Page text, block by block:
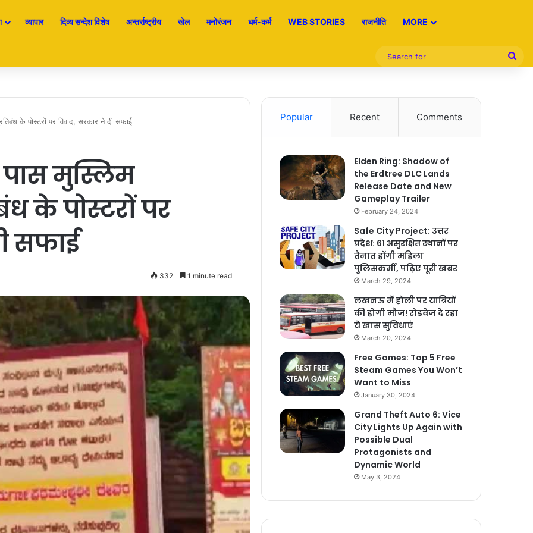
व्यापार दिव्य सन्देश विशेष अन्तर्राष्ट्रीय खेल मनोरंजन धर्म-कर्म WEB STORIES राजनीति MORE
के पोस्टरों पर विवाद, सरकार ने दी सफाई
पास मुस्लिम
के पोस्टरों पर
सफाई
332 1 minute read
Popular Recent Comments
Elden Ring: Shadow of
the Erdtree DLC Lands
Release Date and New
Gameplay Trailer
February 24, 2024
Safe City Project: उत्तर
प्रदेश: 61 असुरक्षित स्थानों पर
तैनात होंगी महिला
पुलिसकर्मी, पढ़िए पूरी खबर
March 29, 2024
लखनऊ में होली पर यात्रियों
की होगी मौज! रोडवेज दे रहा
ये खास सुविधाएं
March 20, 2024
Free Games: Top 5 Free
Steam Games You Won’t
Want to Miss
January 30, 2024
Grand Theft Auto 6: Vice
City Lights Up Again with
Possible Dual
Protagonists and
Dynamic World
May 3, 2024